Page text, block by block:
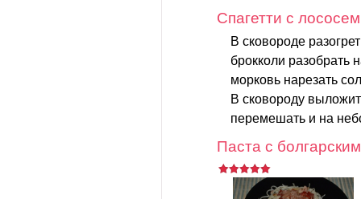
Спагетти с
В сковороде
брокколи разобрать
морковь нарезать
В сковороду
перемешать и на
Паста с